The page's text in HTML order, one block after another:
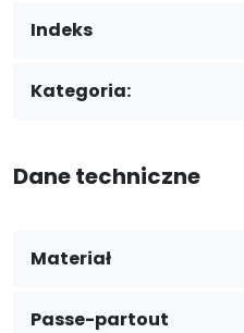
Indeks
Kategoria:
Dane techniczne
Materiał
Passe-partout